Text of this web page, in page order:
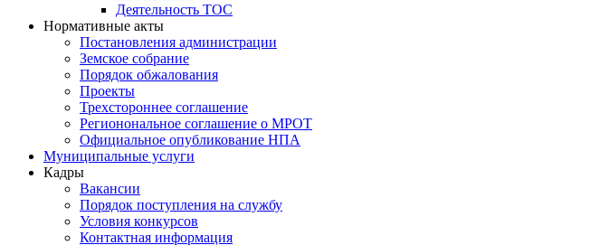
Деятельность ТОС
Нормативные акты
Постановления администрации
Земское собрание
Порядок обжалования
Проекты
Трехстороннее соглашение
Регионональное соглашение о МРОТ
Официальное опубликование НПА
Муниципальные услуги
Кадры
Вакансии
Порядок поступления на службу
Условия конкурсов
Контактная информация